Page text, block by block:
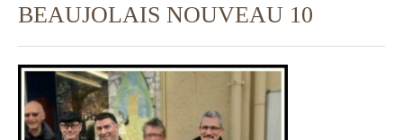
BEAUJOLAIS NOUVEAU 10